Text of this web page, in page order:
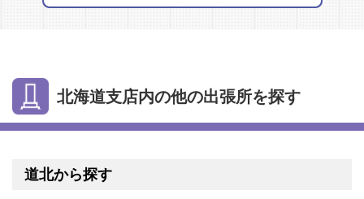
北海道支店内の他の出張所を探す
道北から探す